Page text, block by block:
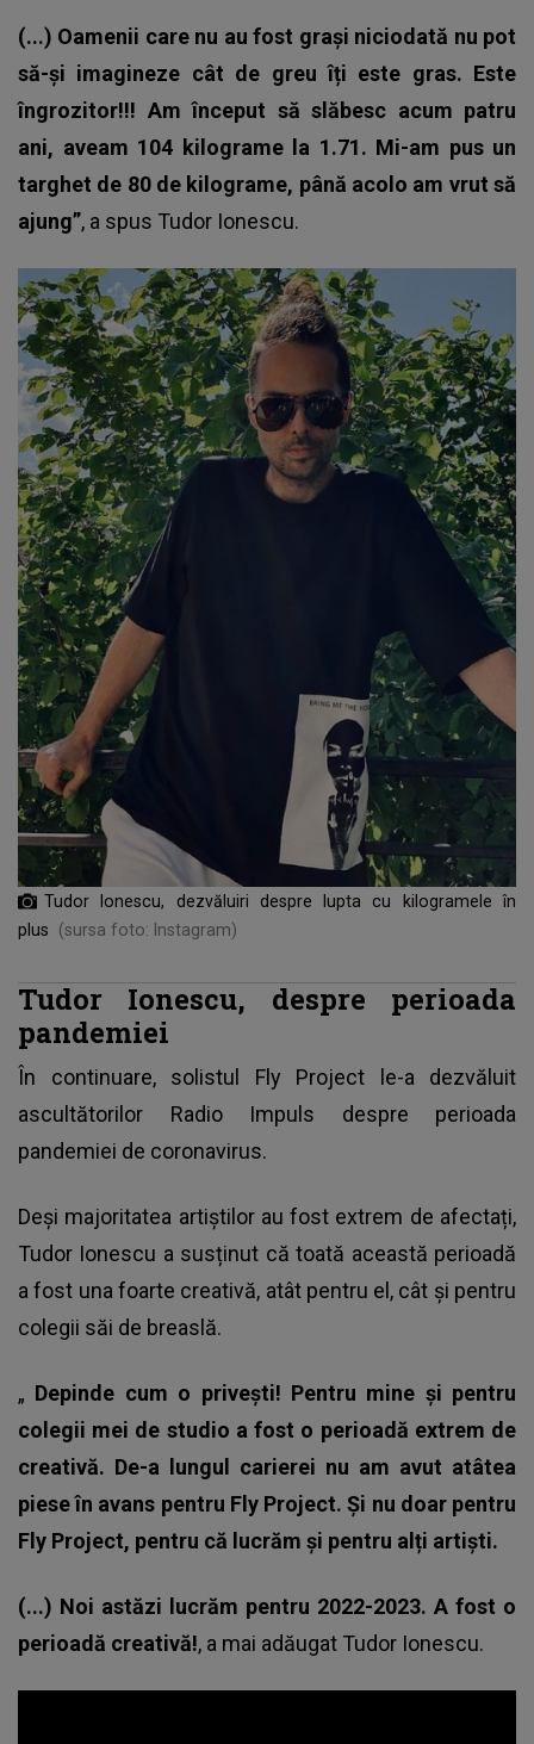
(...) Oamenii care nu au fost grași niciodată nu pot
să-și imagineze cât de greu îți este gras. Este
îngrozitor!!! Am început să slăbesc acum patru
ani, aveam 104 kilograme la 1.71. Mi-am pus un
targhet de 80 de kilograme, până acolo am vrut să
ajung”, a spus Tudor Ionescu.
Tudor Ionescu, dezvăluiri despre lupta cu kilogramele în
plus
(sursa foto: Instagram)
Tudor Ionescu, despre perioada
pandemiei
În continuare, solistul Fly Project le-a dezvăluit
ascultătorilor Radio Impuls despre perioada
pandemiei de coronavirus.
Deși majoritatea artiștilor au fost extrem de afectați,
Tudor Ionescu a susținut că toată această perioadă
a fost una foarte creativă, atât pentru el, cât și pentru
colegii săi de breaslă.
„ Depinde cum o privești! Pentru mine și pentru
colegii mei de studio a fost o perioadă extrem de
creativă. De-a lungul carierei nu am avut atâtea
piese în avans pentru Fly Project. Și nu doar pentru
Fly Project, pentru că lucrăm și pentru alți artiști.
(...) Noi astăzi lucrăm pentru 2022-2023. A fost o
perioadă creativă!, a mai adăugat Tudor Ionescu.